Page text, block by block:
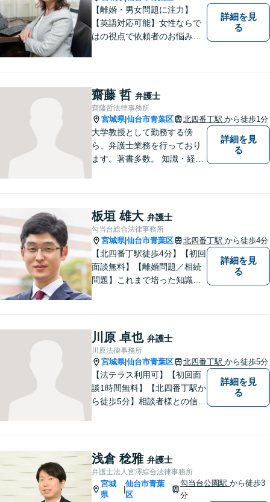
【離婚・男女問題に注力】
【英語対応可能】女性ならで
はの視点で依頼者のお悩みに
男女問題やセクハラ事件など
のお困り事がございました
ら、お気軽にご相談くださ
い。
詳細を見
る
齋藤 哲 弁護士
齋藤哲法律事務所
宮城県|仙台市青葉区 北四番丁駅 から徒歩1分
大学教授として勤務する傍
ら、弁護士業務を行っており
ます。著書多数。 知識・経験
詳細を見
る
板垣 雄大 弁護士
勾当台総合法律事務所
宮城県|仙台市青葉区 北四番丁駅 から徒歩4分
【北四番丁駅徒歩4分】【初回
面談無料】【離婚問題／相続
問題】これまで培った知識と
対応可能】丁寧かつ迅速多対
応でお悩みを解決します。
【明朗な料金体系】お気軽に
ご相談下さい。
詳細を見
る
川原 卓也 弁護士
川原法律事務所
宮城県|仙台市青葉区 北四番丁駅 から徒歩5分
【法テラス利用可】【初回面
談1時間無料】【北四番丁駅か
ら徒歩5分】相談者様との信頼
ます。 まずは一度気軽に御相
談下さい。
詳細を見
る
浅倉 稔雅 弁護士
弁護士法人官澤綜合法律事務所
宮城
県
|
仙台市青葉
区
勾当台公園駅から徒歩3
分